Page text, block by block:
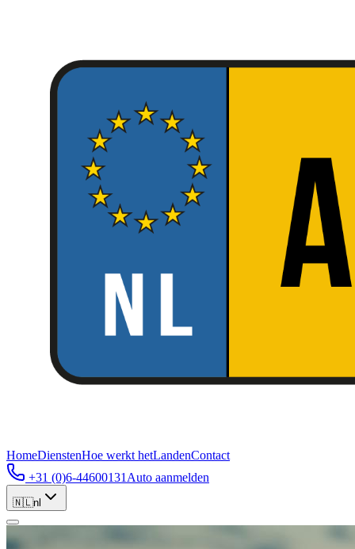
HomeDienstenHoe werkt hetLandenContact
+31 (0)6-44600131 Auto aanmelden
🇳🇱nl